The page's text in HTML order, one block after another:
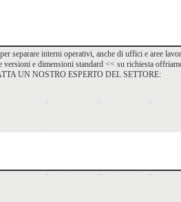
separare interni operativi, anche di uffici e aree
e dimensioni standard << su richiesta
UN NOSTRO ESPERTO DEL SETTORE: